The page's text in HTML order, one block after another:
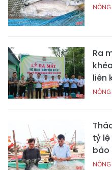
Ra
liên
tỷ
báo